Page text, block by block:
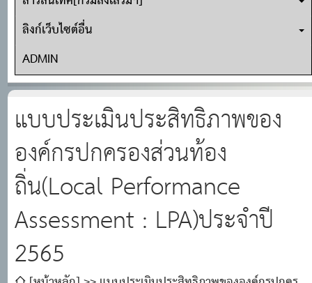
ลิงก์เว็บไซต์อื่น
ADMIN
แบบประเมินประสิทธิภาพของ
องค์กรปกครองส่วนท้อง
ถิ่น(Local Performance
Assessment : LPA)ประจำปี
2565